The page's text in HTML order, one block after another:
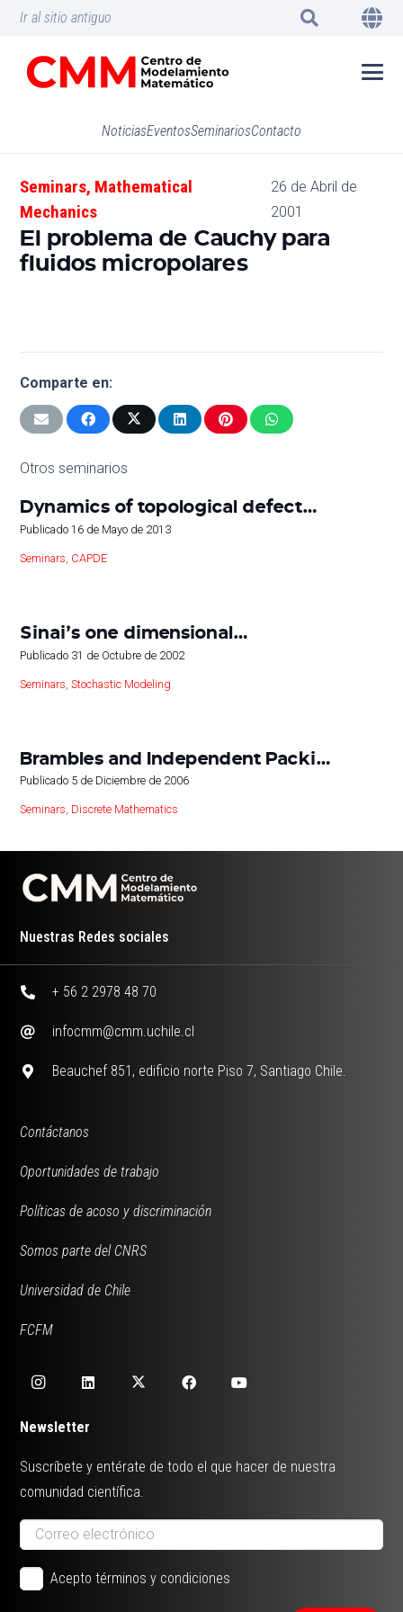
Ir al sitio antiguo
NoticiasEventosSeminariosContacto
Seminars, Mathematical
Mechanics
26 de Abril de
2001
El problema de Cauchy para
fluidos micropolares
Comparte en:
Otros seminarios
Dynamics of topological defect…
Publicado16 de Mayo de 2013
Seminars CAPDE
Sinai’s one dimensional…
Publicado 31 de Octubre de 2002
Seminars ,Stochastic Modeling
Brambles and Independent Packi…
Publicado 5 de Diciembre de 2006
Seminars, Discrete Mathematics
Nuestras Redes sociales
+ 56 2 2978 48 70
infocmm@cmm.uchile.cl
Beauchef 851, edificio norte Piso 7, Santiago Chile.
Contáctanos
Oportunidades de trabajo
Políticas de acoso y discriminación
Somos parte del CNRS
Universidad de Chile
FCFM
Newsletter
Suscríbete y entérate de todo el que hacer de nuestra
comunidad científica.
Acepto términos y condiciones